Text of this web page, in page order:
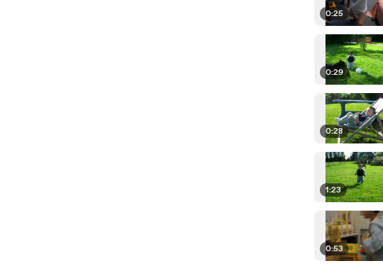
0:25
0:29
0:28
1:23
0:53